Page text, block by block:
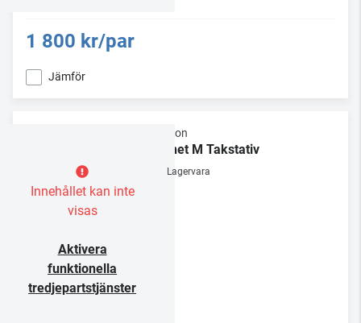
1 800 kr/par
Jämför
Innehållet kan inte
visas
Aktivera
funktionella
tredjepartstjänster
Elipson
Planet M Takstativ
Lagervara